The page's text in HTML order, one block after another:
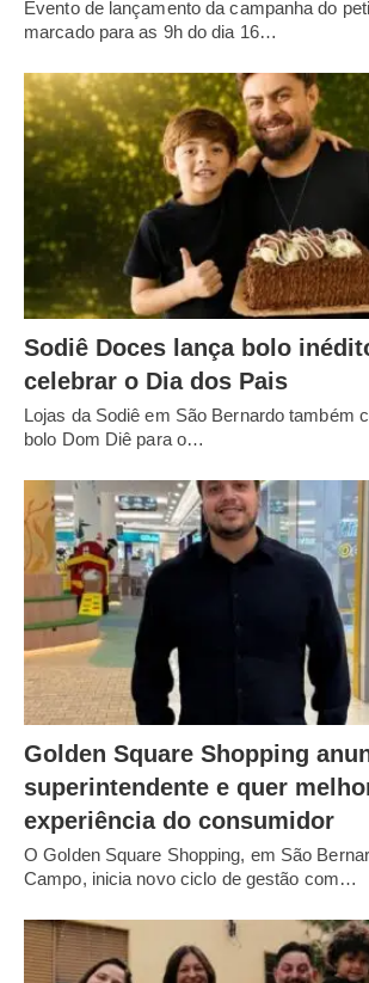
Evento de lançamento da campanha do
marcado para as 9h do dia 16…
Sodiê Doces lança bolo
celebrar o Dia dos Pais
Lojas da Sodiê em São Bernardo também
bolo Dom Diê para o…
Golden Square Shopping
superintendente e quer
experiência do consumidor
O Golden Square Shopping, em São
Campo, inicia novo ciclo de gestão com…